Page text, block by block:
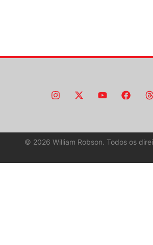
© 2026 William Robson. Todos os